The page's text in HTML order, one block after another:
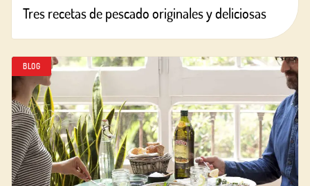
Tres recetas de pescado originales y deliciosas
BLOG